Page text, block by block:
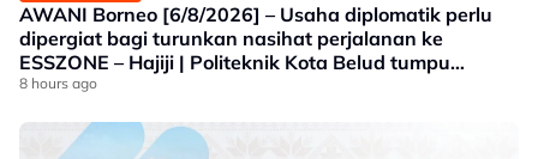
AWANI Borneo [6/8/2026] – Usaha diplomatik perlu
dipergiat bagi turunkan nasihat perjalanan ke
ESSZONE – Hajiji | Politeknik Kota Belud tumpu
bidang selaras keperluan industri Sabah |
produk tempatan
8 hours ago